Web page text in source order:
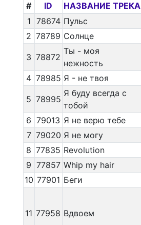
# ID НАЗВАНИЕ ТРЕКА
1 78674 Пульс
2 78789 Солнце
3 78872
Ты - моя
нежность
4 78985 Я - не твоя
5 78995
Я буду всегда с
тобой
6 79013 Я не верю тебе
7 79020 Я не могу
8 77835 Revolution
9 77857 Whip my hair
10 77901 Беги
11 77958 Вдвоем